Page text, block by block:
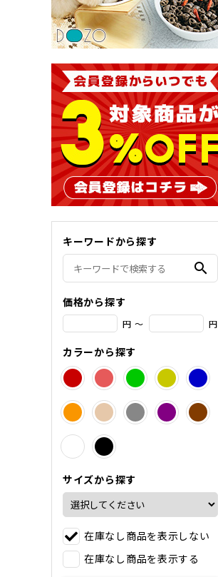
キーワードから探す
search
価格から探す
円 ～ 円
カラーから探す
サイズから探す
在庫なし商品を表示しない
在庫なし商品を表示する